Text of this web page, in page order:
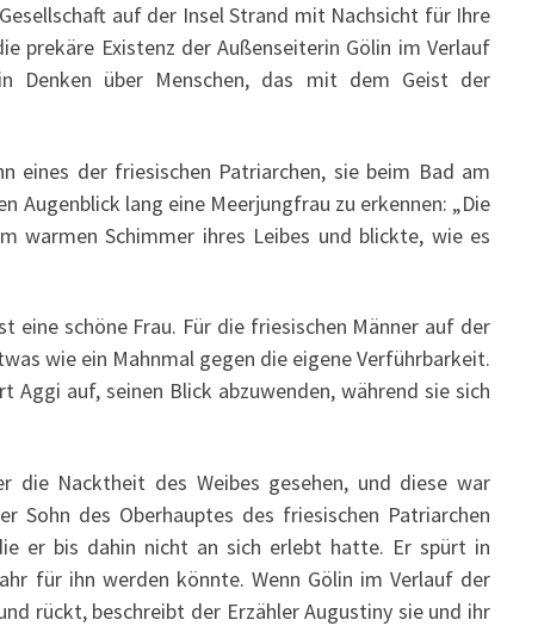
auf der Insel Strand mit Nachsicht für Ihre
prekäre Existenz der Außenseiterin Gölin im Verlauf
Denken über Menschen, das mit dem Geist der
eines der friesischen Patriarchen, sie beim Bad am
Augenblick lang eine Meerjungfrau zu erkennen: „Die
warmen Schimmer ihres Leibes und blickte, wie es
eine schöne Frau. Für die friesischen Männer auf der
wie ein Mahnmal gegen die eigene Verführbarkeit.
auf, seinen Blick abzuwenden, während sie sich
die Nacktheit des Weibes gesehen, und diese war
Sohn des Oberhauptes des friesischen Patriarchen
er bis dahin nicht an sich erlebt hatte. Er spürt in
für ihn werden könnte. Wenn Gölin im Verlauf der
rückt, beschreibt der Erzähler Augustiny sie und ihr